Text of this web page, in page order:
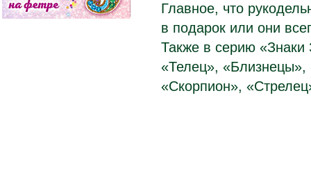
Главное, что
в подарок или они
Также в серию
«Телец»,
«Скорпион»,